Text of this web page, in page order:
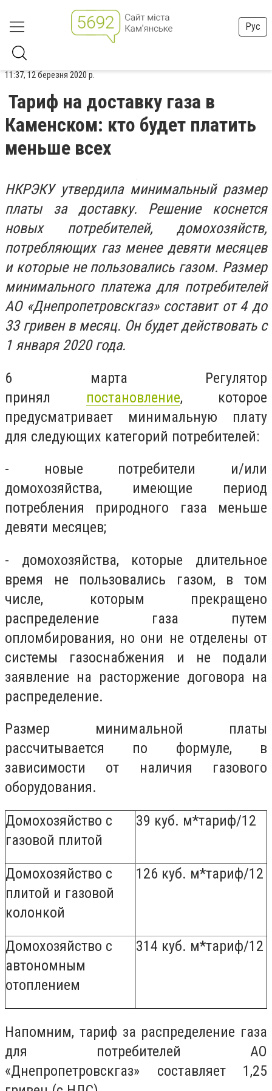
Рус
11:37, 12 березня 2020 р.
Тариф на доставку газа в
Каменском: кто будет платить
меньше всех
НКРЭКУ утвердила минимальный размер
платы за доставку. Решение коснется
новых потребителей, домохозяйств,
потребляющих газ менее девяти месяцев
и которые не пользовались газом. Размер
минимального платежа для потребителей
АО «Днепропетровскгаз» составит от 4 до
33 гривен в месяц. Он будет действовать с
1 января 2020 года.
6 марта Регулятор
принял постановление, которое
предусматривает минимальную плату
для следующих категорий потребителей:
- новые потребители и/или
домохозяйства, имеющие период
потребления природного газа меньше
девяти месяцев;
- домохозяйства, которые длительное
время не пользовались газом, в том
числе, которым прекращено
распределение газа путем
опломбирования, но они не отделены от
системы газоснабжения и не подали
заявление на расторжение договора на
распределение.
Размер минимальной платы
рассчитывается по формуле, в
зависимости от наличия газового
оборудования.
Домохозяйство с
газовой плитой
39 куб. м*тариф/12
Домохозяйство с
плитой и газовой
колонкой
126 куб. м*тариф/12
Домохозяйство с
автономным
отоплением
314 куб. м*тариф/12
Напомним, тариф за распределение газа
для потребителей АО
«Днепропетровскгаз» составляет 1,25